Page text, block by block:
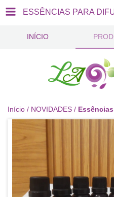
ESSÊNCIAS PARA
INÍCIO
Início / NOVIDADES /